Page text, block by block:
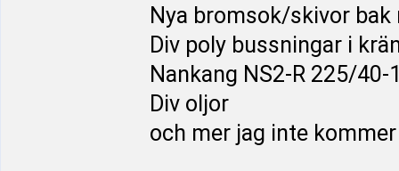
Nya bromsok/skivor bak
Div poly bussningar i
Nankang NS2-R 225/40-
Div oljor
och mer jag inte